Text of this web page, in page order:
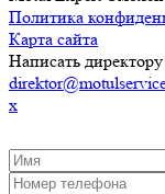
Политика
Карта сайта
Написать директору
x